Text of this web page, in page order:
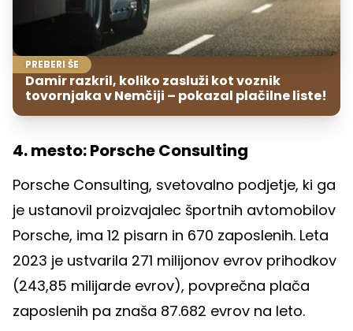
PREBERI ŠE
Damir razkril, koliko zasluži kot voznik
tovornjaka v Nemčiji – pokazal plačilne liste!
4. mesto: Porsche Consulting
Porsche Consulting, svetovalno podjetje, ki ga
je ustanovil proizvajalec športnih avtomobilov
Porsche, ima 12 pisarn in 670 zaposlenih. Leta
2023 je ustvarila 271 milijonov evrov prihodkov
(243,85 milijarde evrov), povprečna plača
zaposlenih pa znaša 87.682 evrov na leto.